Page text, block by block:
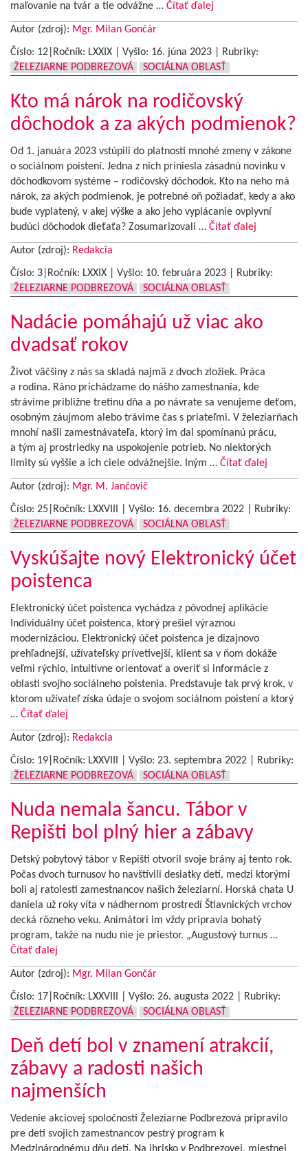
maľovanie na tvár a tie odvážne … Čítať ďalej
Autor (zdroj): Mgr. Milan Gončár
Číslo: 12|Ročník: LXXIX | Vyšlo: 16. júna 2023
Rubriky:
ŽELEZIARNE PODBREZOVÁ
SOCIÁLNA OBLASŤ
Kto má nárok na rodičovský
dôchodok a za akých podmienok?
Od 1. januára 2023 vstúpili do platnosti mnohé zmeny v zákone
o sociálnom poistení. Jedna z nich priniesla zásadnú novinku v
dôchodkovom systéme – rodičovský dôchodok. Kto na neho má
nárok, za akých podmienok, je potrebné oň požiadať, kedy a ako
bude vyplatený, v akej výške a ako jeho vyplácanie ovplyvní
budúci dôchodok dieťaťa? Zosumarizovali … Čítať ďalej
Autor (zdroj): Redakcia
Číslo: 3|Ročník: LXXIX | Vyšlo: 10. februára 2023
Rubriky:
ŽELEZIARNE PODBREZOVÁ
SOCIÁLNA OBLASŤ
Nadácie pomáhajú už viac ako
dvadsať rokov
Život väčšiny z nás sa skladá najmä z dvoch zložiek. Práca
a rodina. Ráno prichádzame do nášho zamestnania, kde
strávime približne tretinu dňa a po návrate sa venujeme deťom,
osobným záujmom alebo trávime čas s priateľmi. V železiarňach
mnohí našli zamestnávateľa, ktorý im dal spomínanú prácu,
a tým aj prostriedky na uspokojenie potrieb. No niektorých
limity sú vyššie a ich ciele odvážnejšie. Iným … Čítať ďalej
Autor (zdroj): Mgr. M. Jančovič
Číslo: 25|Ročník: LXXVIII | Vyšlo: 16. decembra 2022
Rubriky:
ŽELEZIARNE PODBREZOVÁ
SOCIÁLNA OBLASŤ
Vyskúšajte nový Elektronický účet
poistenca
Elektronický účet poistenca vychádza z pôvodnej aplikácie
Individuálny účet poistenca, ktorý prešiel výraznou
modernizáciou. Elektronický účet poistenca je dizajnovo
prehľadnejší, užívateľsky prívetivejší, klient sa v ňom dokáže
veľmi rýchlo, intuitívne orientovať a overiť si informácie z
oblasti svojho sociálneho poistenia. Predstavuje tak prvý krok, v
ktorom užívateľ získa údaje o svojom sociálnom poistení a ktorý
… Čítať ďalej
Autor (zdroj): Redakcia
Číslo: 19|Ročník: LXXVIII | Vyšlo: 23. septembra 2022
Rubriky:
ŽELEZIARNE PODBREZOVÁ
SOCIÁLNA OBLASŤ
Nuda nemala šancu. Tábor v
Repišti bol plný hier a zábavy
Detský pobytový tábor v Repišti otvoril svoje brány aj tento rok.
Počas dvoch turnusov ho navštívili desiatky detí, medzi ktorými
boli aj ratolesti zamestnancov našich železiarní. Horská chata U
daniela už roky víta v nádhernom prostredí Štiavnických vrchov
decká rôzneho veku. Animátori im vždy pripravia bohatý
program, takže na nudu nie je priestor. „Augustový turnus …
Čítať ďalej
Autor (zdroj): Mgr. Milan Gončár
Číslo: 17|Ročník: LXXVIII | Vyšlo: 26. augusta 2022
Rubriky:
ŽELEZIARNE PODBREZOVÁ
SOCIÁLNA OBLASŤ
Deň detí bol v znamení atrakcií,
zábavy a radosti našich
najmenších
Vedenie akciovej spoločnosti Železiarne Podbrezová pripravilo
pre deti svojich zamestnancov pestrý program k